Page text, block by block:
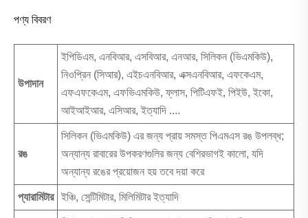
পণ্য বিবরণ
উপাদান
ইপিডিএম, এনবিআর, এসবিআর, এনআর, সিলিকন (ভিএমকিউ),
নিওপ্রিন (সিআর), এইচএনবিআর, এক্সএনবিআর, এফকেএম,
এফএফকেএম, এফভিএমকিউ, ফ্লাস, পিটিএফই, পিইউ, ইকো,
আইআইআর, এসিআর, ইত্যাদি ....
রঙ
সিলিকন (ভিএমকিউ) এর জন্য প্রায় সমস্ত পিএমএস রঙ উপলব্ধ;
অন্যান্য রাবারের উপকরণগুলির জন্য বেশিরভাগই কালো, যদি
অন্যান্য রঙের প্রয়োজন হয় তবে দয়া করে
প্যারামিটার ইঞ্চি, সেন্টিমিটার, মিলিমিটার ইত্যাদি